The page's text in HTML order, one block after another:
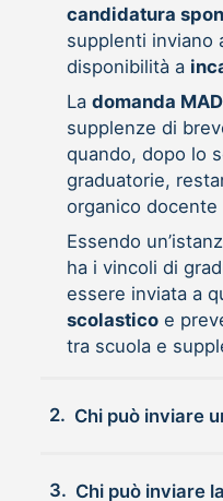
candidatura
supplenti inviano
disponibilità a
La domanda MAD
supplenze di
quando, dopo lo
graduatorie,
organico docente
Essendo
ha i vincoli di
essere inviata a
scolasticoe
tra scuola e
2.
3. Chi può inviare